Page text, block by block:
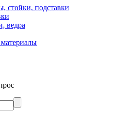
стойки, подставки
ведра